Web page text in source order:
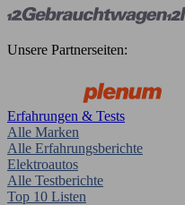
Unsere Partnerseiten:
Erfahrungen & Tests
Alle Marken
Alle Erfahrungsberichte
Elektroautos
Alle Testberichte
Top 10 Listen